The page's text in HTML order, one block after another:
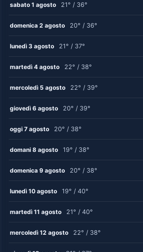
sabato 1 agosto 21° / 36°
domenica 2 agosto 20° / 36°
lunedì 3 agosto 21° / 37°
martedì 4 agosto 22° / 38°
mercoledì 5 agosto 22° / 39°
giovedì 6 agosto 20° / 39°
oggi 7 agosto 20° / 38°
domani 8 agosto 19° / 38°
domenica 9 agosto 20° / 38°
lunedì 10 agosto 19° / 40°
martedì 11 agosto 21° / 40°
mercoledì 12 agosto 22° / 38°